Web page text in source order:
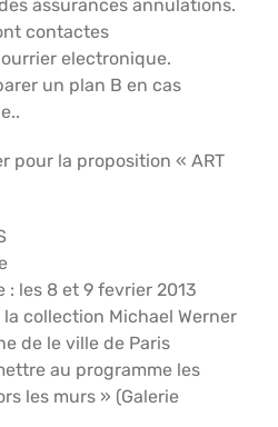
assurances annulations.
contactes
electronique.
un plan B en cas
pour la proposition « ART
: les 8 et 9 fevrier 2013
la collection Michael Werner
de le ville de Paris
au programme les
les murs » (Galerie